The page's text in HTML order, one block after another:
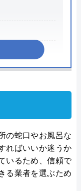
山吹6004-1
近隣
以上
でご確認ください
の蛇口やお風呂な
ればいいか迷うか
いるため、信頼で
る業者を選ぶため